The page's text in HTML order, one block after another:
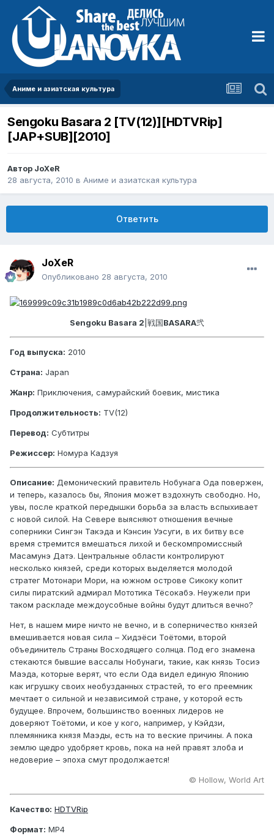
Аниме и азиатская культура
Sengoku Basara 2 [TV(12)][HDTVRip]
[JAP+SUB][2010]
Автор JoXeR
28 августа, 2010 в Аниме и азиатская культура
Ответить
JoXeR
Опубликовано 28 августа, 2010
Sengoku Basara 2 戦国BASARA弐
Год выпуска: 2010
Страна: Japan
Жанр: Приключения, самурайский боевик, мистика
Продолжительность: TV(12)
Перевод: Субтитры
Режиссер: Номура Кадзуя
Описание: Демонический правитель Нобунага Ода повержен,
и теперь, казалось бы, Япония может вздохнуть свободно. Но,
увы, после краткой передышки борьба за власть вспыхивает
с новой силой. На Севере выясняют отношения вечные
соперники Сингэн Такэда и Кэнсин Уэсуги, в их битву все
время стремится вмешаться лихой и бескомпромиссный
Масамунэ Датэ. Центральные области контролируют
несколько князей, среди которых выделяется молодой
стратег Мотонари Мори, на южном острове Сикоку копит
силы пиратский адмирал Мототика Тёсокабэ. Неужели при
таком раскладе междоусобные войны будут длиться вечно?
Нет, в нашем мире ничто не вечно, и в соперничество князей
вмешивается новая сила – Хидэёси Тоётоми, второй
объединитель Страны Восходящего солнца. Под его знамена
стекаются бывшие вассалы Нобунаги, такие, как князь Тосиэ
Маэда, которые верят, что если Ода видел единую Японию
как игрушку своих необузданных страстей, то его преемник
мечтает о сильной и независимой стране, у которой есть
будущее. Впрочем, большинство военных лидеров не
доверяют Тоётоми, и кое у кого, например, у Кэйдзи,
племянника князя Маэды, есть на то веские причины. А пока
землю щедро удобряет кровь, пока на ней правят злоба и
недоверие – эпоха смут продолжается!
© Hollow, World Art
Качество: HDTVRip
Формат: MP4